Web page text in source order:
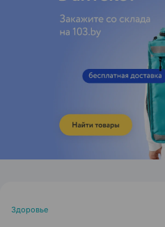
ЭФФЕКТИВНАЯ
Здоровье